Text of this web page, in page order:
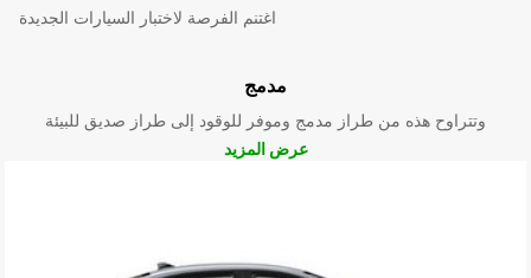
اغتنم الفرصة لاختبار السيارات الجديدة
مدمج
وتتراوح هذه من طراز مدمج وموفر للوقود إلى طراز صديق للبيئة
عرض المزيد